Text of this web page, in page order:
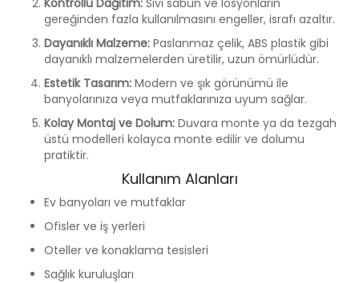
Kontrollü Dağıtım: Sıvı sabun ve losyonların
gereğinden fazla kullanılmasını engeller, israfı azaltır.
Dayanıklı Malzeme: Paslanmaz çelik, ABS plastik gibi
dayanıklı malzemelerden üretilir, uzun ömürlüdür.
Estetik Tasarım: Modern ve şık görünümü ile
banyolarınıza veya mutfaklarınıza uyum sağlar.
Kolay Montaj ve Dolum: Duvara monte ya da tezgah
üstü modelleri kolayca monte edilir ve dolumu
pratiktir.
Kullanım Alanları
Ev banyoları ve mutfaklar
Ofisler ve iş yerleri
Oteller ve konaklama tesisleri
Sağlık kuruluşları